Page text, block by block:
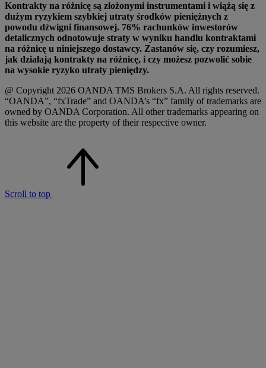
Kontrakty na różnicę są złożonymi instrumentami i wiążą się z
dużym ryzykiem szybkiej utraty środków pieniężnych z
powodu dźwigni finansowej. 76% rachunków inwestorów
detalicznych odnotowuje straty w wyniku handlu kontraktami
na różnicę u niniejszego dostawcy. Zastanów się, czy rozumiesz,
jak działają kontrakty na różnicę, i czy możesz pozwolić sobie
na wysokie ryzyko utraty pieniędzy.
@ Copyright 2026 OANDA TMS Brokers S.A. All rights reserved.
“OANDA”, “fxTrade” and OANDA’s “fx” family of trademarks are
owned by OANDA Corporation. All other trademarks appearing on
this website are the property of their respective owner.
Scroll to top